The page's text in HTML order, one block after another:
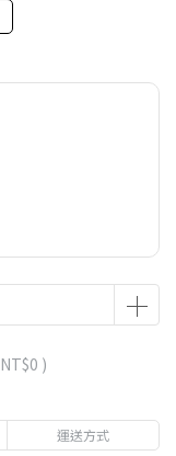
NT$0 )
運送方式